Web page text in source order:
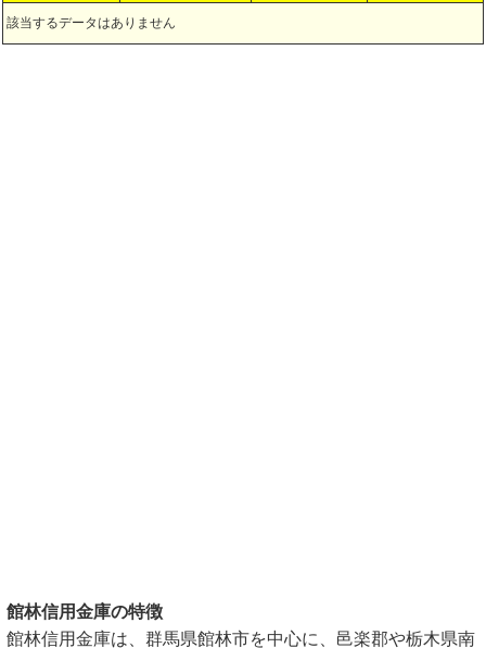
該当するデータはありません
館林信用金庫の特徴
館林信用金庫は、群馬県館林市を中心に、邑楽郡や栃木県南